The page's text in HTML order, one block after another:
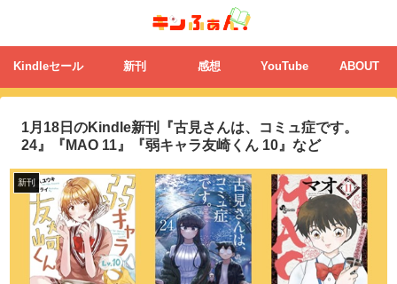
Kindleセール 新刊 感想 YouTube ABOUT
1月18日のKindle新刊『古見さんは、コミュ症です。
24』『MAO 11』『弱キャラ友崎くん 10』など
新刊